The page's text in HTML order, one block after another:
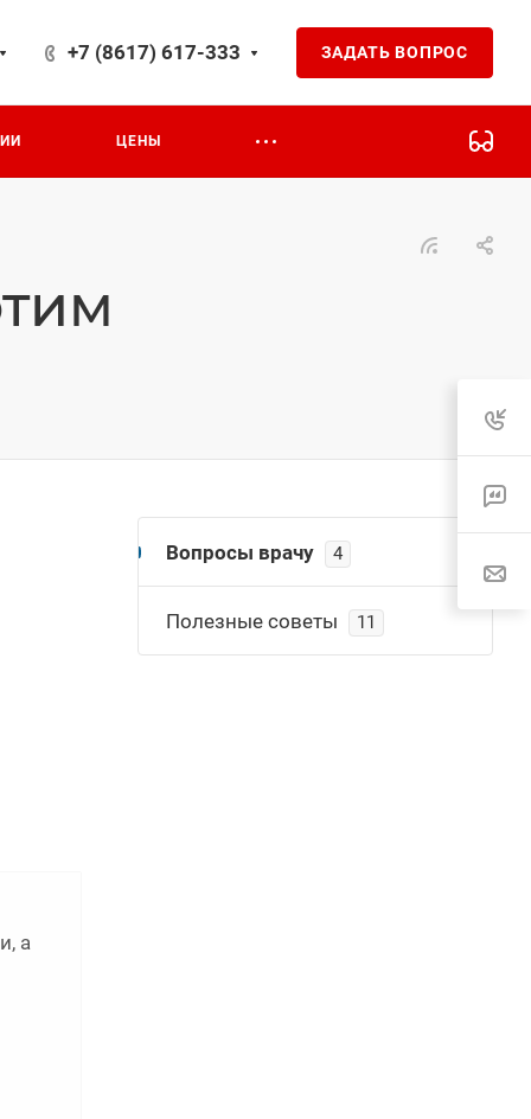
+7 (8617) 617-333 ЗАДАТЬ ВОПРОС
ЦЕНЫ
а
Вопросы врачу 4
Полезные советы 11